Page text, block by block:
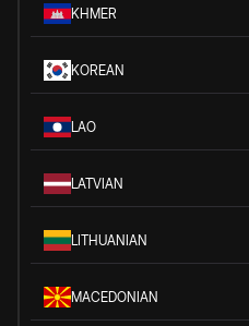
KHMER
KOREAN
LAO
LATVIAN
LITHUANIAN
MACEDONIAN